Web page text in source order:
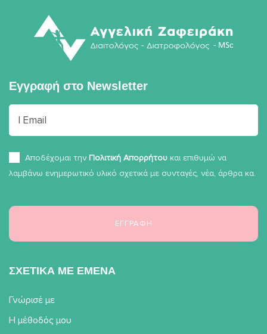
Εγγραφή στο Newsletter
Αποδέχομαι την Πολιτική Απορρήτου και επιθυμώ να
λαμβάνω ενημερωτικό υλικό σχετικά με συνταγές, νέα, άρθρα κα.
ΣΧΕΤΙΚΑ ΜΕ ΕΜΕΝΑ
Γνώρισέ με
Η μέθοδός μου